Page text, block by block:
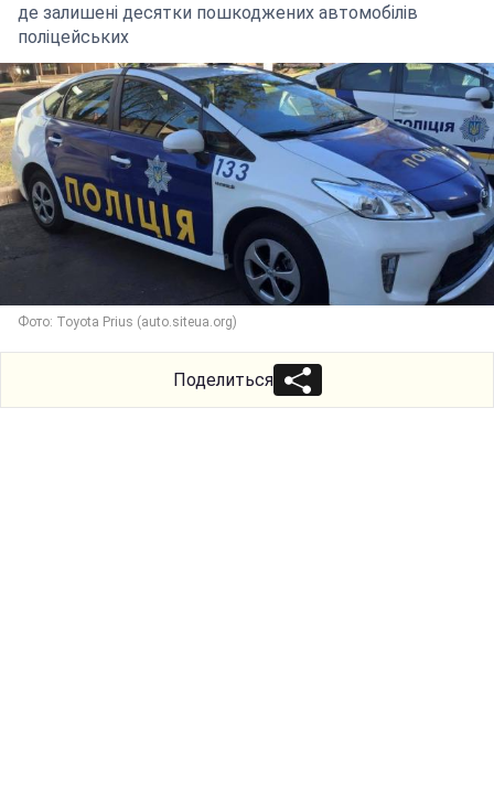
де залишені десятки пошкоджених автомобілів
поліцейських
Фото: Toyota Prius (auto.siteua.org)
Поделиться